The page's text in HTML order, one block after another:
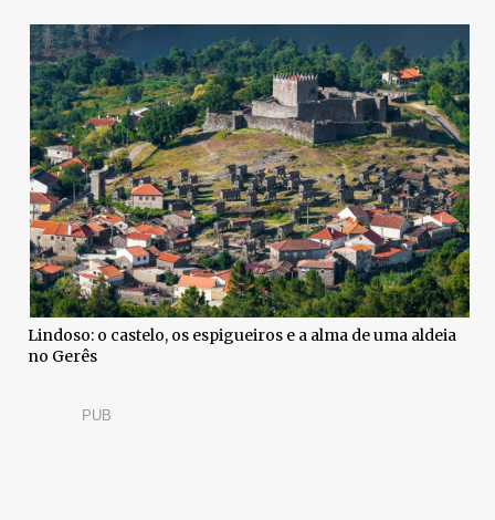
Lindoso: o castelo, os espigueiros e a alma de uma aldeia
no Gerês
PUB